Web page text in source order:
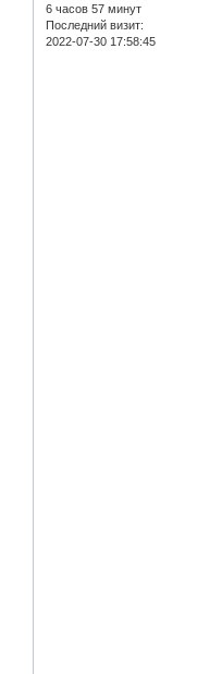
6 часов 57 минут
Последний визит:
2022-07-30 17:58:45